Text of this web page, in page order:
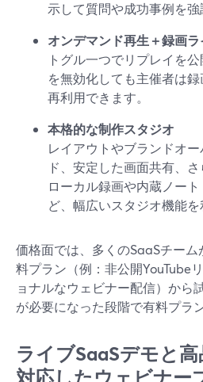
示して質問や成功事例を強
オンデマンド再生＋録画ラ
トグル一つでリプレイを
を無効化しても主催者は
再利用できます。
本格的な制作スタジオ
レイアウトやブランドオ
ド、安定した画面共有、
ローカル録画や内蔵ノー
ど、幅広いスタジオ機能を
価格面では、多くのSaaSチー
料プラン（例：非公開YouTube
ョナルなウェビナー配信）から
が必要になった段階で有料プラ
ライブSaaSデモと